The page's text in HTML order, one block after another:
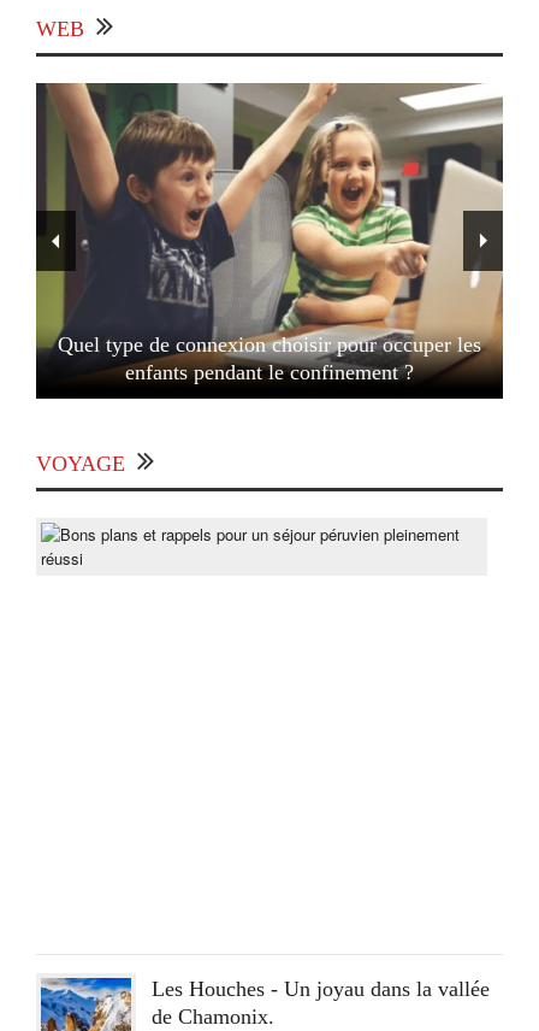
WEB
Quel type de connexion choisir pour occuper les
enfants pendant le confinement ?
VOYAGE
Les Houches - Un joyau dans la vallée
de Chamonix.